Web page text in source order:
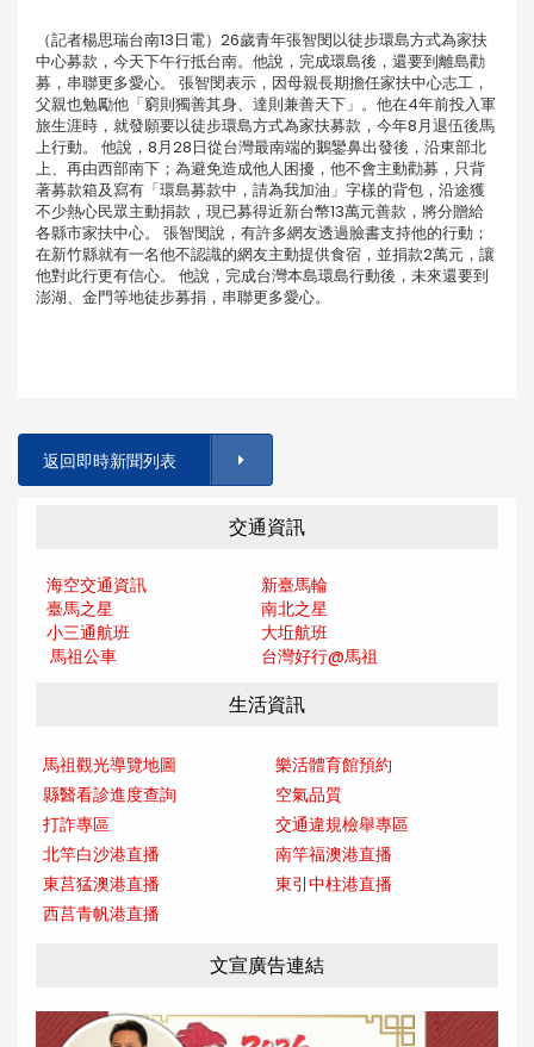
（記者楊思瑞台南13日電）26歲青年張智閔以徒步環島方式為家扶
中心募款，今天下午行抵台南。他說，完成環島後，還要到離島勸
募，串聯更多愛心。 張智閔表示，因母親長期擔任家扶中心志工，
父親也勉勵他「窮則獨善其身、達則兼善天下」。他在4年前投入軍
旅生涯時，就發願要以徒步環島方式為家扶募款，今年8月退伍後馬
上行動。 他說，8月28日從台灣最南端的鵝鑾鼻出發後，沿東部北
上、再由西部南下；為避免造成他人困擾，他不會主動勸募，只背
著募款箱及寫有「環島募款中，請為我加油」字樣的背包，沿途獲
不少熱心民眾主動捐款，現已募得近新台幣13萬元善款，將分贈給
各縣市家扶中心。 張智閔說，有許多網友透過臉書支持他的行動；
在新竹縣就有一名他不認識的網友主動提供食宿，並捐款2萬元，讓
他對此行更有信心。 他說，完成台灣本島環島行動後，未來還要到
澎湖、金門等地徒步募捐，串聯更多愛心。
返回即時新聞列表
交通資訊
海空交通資訊
新臺馬輪
臺馬之星
南北之星
小三通航班
大坵航班
馬祖公車
台灣好行@馬祖
生活資訊
馬祖觀光導覽地圖
樂活體育館預約
縣醫看診進度查詢
空氣品質
打詐專區
交通違規檢舉專區
北竿白沙港直播
南竿福澳港直播
東莒猛澳港直播
東引中柱港直播
西莒青帆港直播
文宣廣告連結